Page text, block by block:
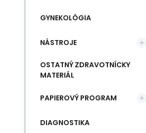
GYNEKOLÓGIA
NÁSTROJE
OSTATNÝ ZDRAVOTNÍCKY
MATERIÁL
PAPIEROVÝ PROGRAM
DIAGNOSTIKA